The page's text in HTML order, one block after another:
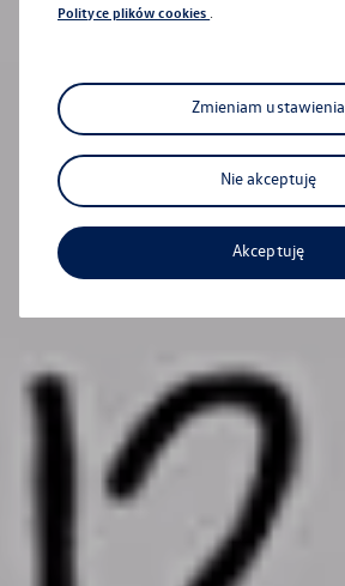
Polityce plików cookies .
Zmieniam ustawienia
Nie akceptuję
Akceptuję